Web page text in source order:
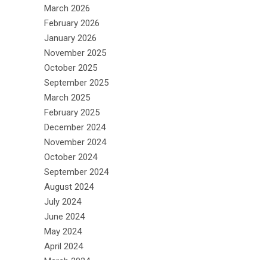
March 2026
February 2026
January 2026
November 2025
October 2025
September 2025
March 2025
February 2025
December 2024
November 2024
October 2024
September 2024
August 2024
July 2024
June 2024
May 2024
April 2024